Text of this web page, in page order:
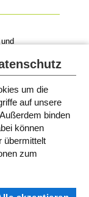
um die
auf unsere
binden
können
übermittelt
zum